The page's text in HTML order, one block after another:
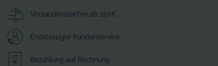
Versandkostenfrei ab 250€
Erstklassiger Kundenservice
Bezahlung auf Rechnung